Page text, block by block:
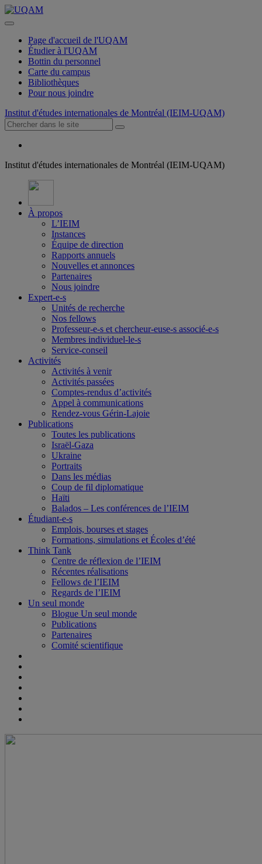
Page d'accueil de l'UQAM
Étudier à l'UQAM
Bottin du personnel
Carte du campus
Bibliothèques
Pour nous joindre
Institut d'études internationales de Montréal (IEIM-UQAM)
Institut d'études internationales de Montréal (IEIM-UQAM)
À propos
L’IEIM
Instances
Équipe de direction
Rapports annuels
Nouvelles et annonces
Partenaires
Nous joindre
Expert-e-s
Unités de recherche
Nos fellows
Professeur-e-s et chercheur-euse-s associé-e-s
Membres individuel-le-s
Service-conseil
Activités
Activités à venir
Activités passées
Comptes-rendus d’activités
Appel à communications
Rendez-vous Gérin-Lajoie
Publications
Toutes les publications
Israël-Gaza
Ukraine
Portraits
Dans les médias
Coup de fil diplomatique
Haïti
Balados – Les conférences de l’IEIM
Étudiant-e-s
Emplois, bourses et stages
Formations, simulations et Écoles d’été
Think Tank
Centre de réflexion de l’IEIM
Récentes réalisations
Fellows de l’IEIM
Regards de l’IEIM
Un seul monde
Blogue Un seul monde
Publications
Partenaires
Comité scientifique